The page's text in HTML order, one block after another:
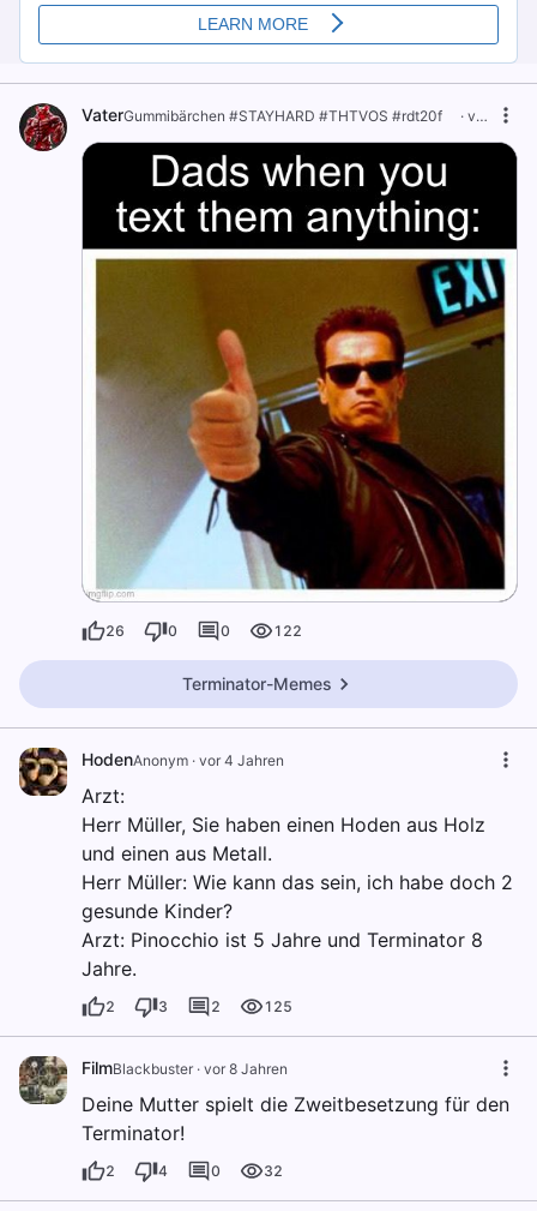
VaterGummibärchen #STAYHARD #THTVOS #rdt20f ⠀ · vor 1 Jahr
26 0 0 122
Terminator-Memes
HodenAnonym · vor 4 Jahren
Arzt:
Herr Müller, Sie haben einen Hoden aus Holz
und einen aus Metall.
Herr Müller: Wie kann das sein, ich habe doch 2
gesunde Kinder?
Arzt: Pinocchio ist 5 Jahre und Terminator 8
Jahre.
2 3 2 125
FilmBlackbuster · vor 8 Jahren
Deine Mutter spielt die Zweitbesetzung für den
Terminator!
2 4 0 32